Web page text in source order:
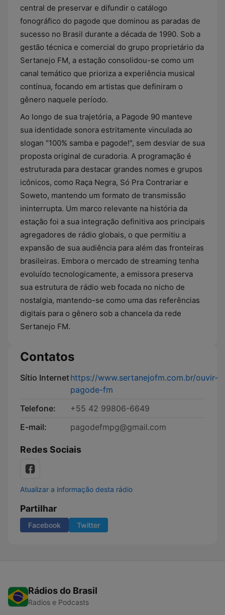
central de preservar e difundir o catálogo
fonográfico do pagode que dominou as paradas de
sucesso no Brasil durante a década de 1990. Sob a
gestão técnica e comercial do grupo proprietário da
Sertanejo FM, a estação consolidou-se como um
canal temático que prioriza a experiência musical
contínua, focando em artistas que definiram o
gênero naquele período.
Ao longo de sua trajetória, a Pagode 90 manteve
sua identidade sonora estritamente vinculada ao
slogan "100% samba e pagode!", sem desviar de sua
proposta original de curadoria. A programação é
estruturada para destacar grandes nomes e grupos
icônicos, como Raça Negra, Só Pra Contrariar e
Soweto, mantendo um formato de transmissão
ininterrupta. Um marco relevante na história da
estação foi a sua integração definitiva aos principais
agregadores de rádio globais, o que permitiu a
expansão de sua audiência para além das fronteiras
brasileiras. Embora o mercado de streaming tenha
evoluído tecnologicamente, a emissora preserva
sua estrutura de rádio web focada no nicho de
nostalgia, mantendo-se como uma das referências
digitais para o gênero sob a chancela da rede
Sertanejo FM.
Contatos
Sítio Internethttps://www.sertanejofm.com.br/ouvir-
pagode-fm
Telefone:
+55 42 99806-6649
E-mail:
pagodefmpg@gmail.com
Redes Sociais
Atualizar a informação desta rádio
Partilhar
Facebook Twitter
Rádios do Brasil
Radios e Podcasts